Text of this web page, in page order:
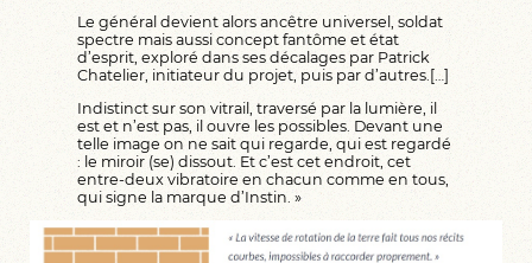
Le général devient alors ancêtre universel, soldat
spectre mais aussi concept fantôme et état
d’esprit, exploré dans ses décalages par Patrick
Chatelier, initiateur du projet, puis par d’autres.[…]
Indistinct sur son vitrail, traversé par la lumière, il
est et n’est pas, il ouvre les possibles. Devant une
telle image on ne sait qui regarde, qui est regardé
: le miroir (se) dissout. Et c’est cet endroit, cet
entre-deux vibratoire en chacun comme en tous,
qui signe la marque d’Instin. »